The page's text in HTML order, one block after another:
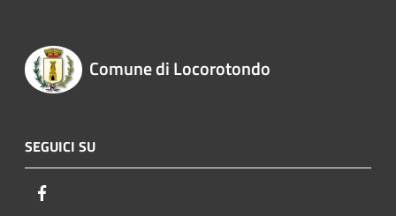
Comune di Locorotondo
SEGUICI SU